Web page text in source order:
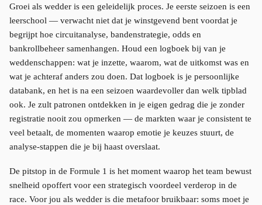
Groei als wedder is een geleidelijk proces. Je eerste seizoen is een
leerschool — verwacht niet dat je winstgevend bent voordat je
begrijpt hoe circuitanalyse, bandenstrategie, odds en
bankrollbeheer samenhangen. Houd een logboek bij van je
weddenschappen: wat je inzette, waarom, wat de uitkomst was en
wat je achteraf anders zou doen. Dat logboek is je persoonlijke
databank, en het is na een seizoen waardevoller dan welk tipblad
ook. Je zult patronen ontdekken in je eigen gedrag die je zonder
registratie nooit zou opmerken — de markten waar je consistent te
veel betaalt, de momenten waarop emotie je keuzes stuurt, de
analyse-stappen die je bij haast overslaat.
De pitstop in de Formule 1 is het moment waarop het team bewust
snelheid opoffert voor een strategisch voordeel verderop in de
race. Voor jou als wedder is die metafoor bruikbaar: soms moet je